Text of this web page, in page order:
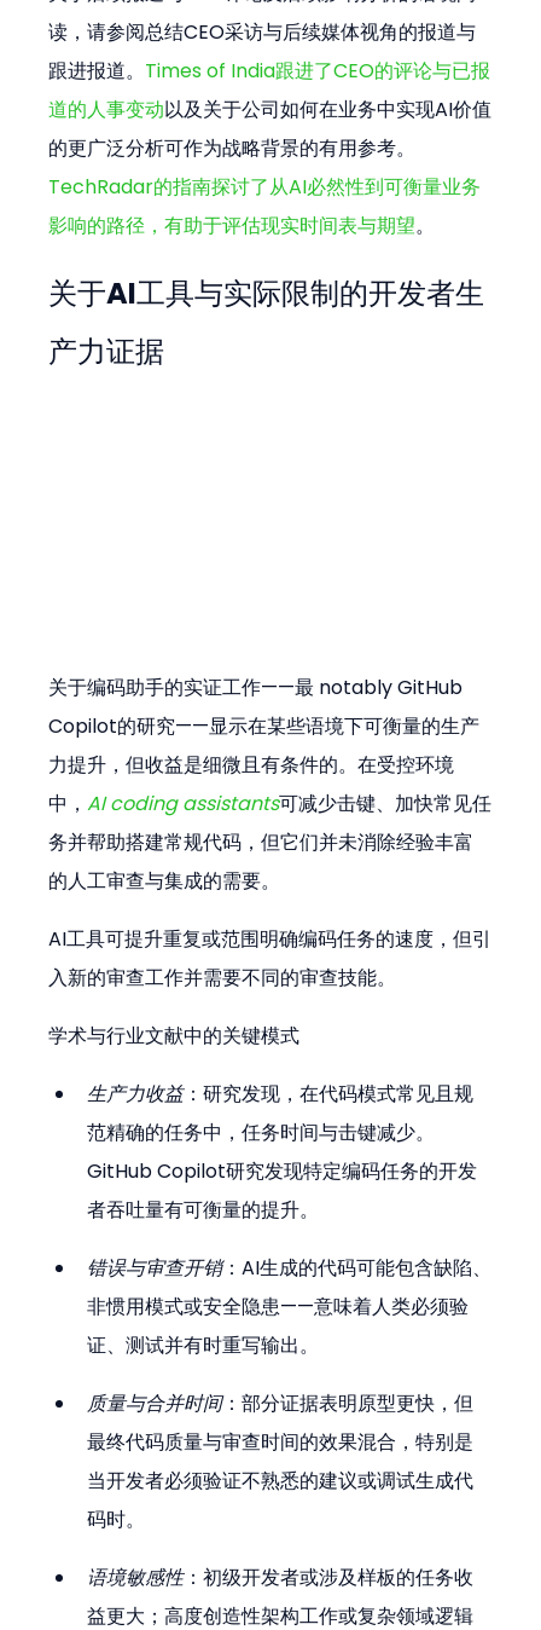
读，请参阅总结CEO采访与后续媒体视角的报道与
跟进报道。 Times of India跟进了CEO的评论与已报
道的人事变动以及关于公司如何在业务中实现AI价值
的更广泛分析可作为战略背景的有用参考。
TechRadar的指南探讨了从AI必然性到可衡量业务
影响的路径，有助于评估现实时间表与期望。
关于AI工具与实际限制的开发者生
产力证据
关于编码助手的实证工作——最 notably GitHub
Copilot的研究——显示在某些语境下可衡量的生产
力提升，但收益是细微且有条件的。在受控环境
中，AI coding assistants可减少击键、加快常见任
务并帮助搭建常规代码，但它们并未消除经验丰富
的人工审查与集成的需要。
AI工具可提升重复或范围明确编码任务的速度，但引
入新的审查工作并需要不同的审查技能。
学术与行业文献中的关键模式
生产力收益：研究发现，在代码模式常见且规
范精确的任务中，任务时间与击键减少。
GitHub Copilot研究发现特定编码任务的开发
者吞吐量有可衡量的提升。
错误与审查开销：AI生成的代码可能包含缺陷、
非惯用模式或安全隐患——意味着人类必须验
证、测试并有时重写输出。
质量与合并时间：部分证据表明原型更快，但
最终代码质量与审查时间的效果混合，特别是
当开发者必须验证不熟悉的建议或调试生成代
码时。
语境敏感性：初级开发者或涉及样板的任务收
益更大；高度创造性架构工作或复杂领域逻辑